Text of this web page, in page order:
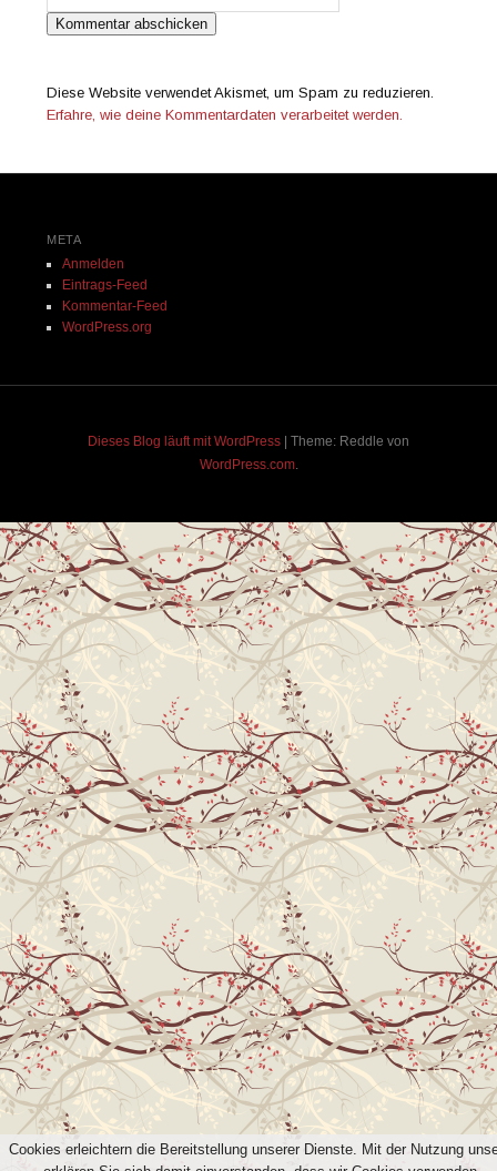
Diese Website verwendet Akismet, um Spam zu reduzieren.
Erfahre, wie deine Kommentardaten verarbeitet werden.
META
Anmelden
Eintrags-Feed
Kommentar-Feed
WordPress.org
Dieses Blog läuft mit WordPress
Theme: Reddle von
WordPress.com.
Cookies erleichtern die Bereitstellung unserer Dienste. Mit der Nutzung